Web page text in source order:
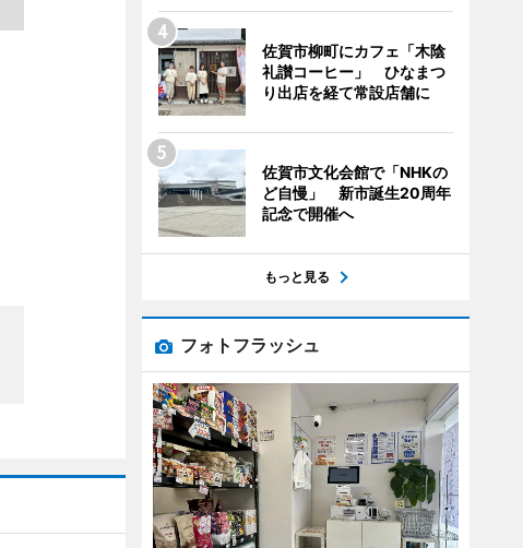
佐賀市柳町にカフェ「木陰
礼讃コーヒー」 ひなまつ
り出店を経て常設店舗に
佐賀市文化会館で「NHKの
ど自慢」 新市誕生20周年
記念で開催へ
もっと見る
フォトフラッシュ